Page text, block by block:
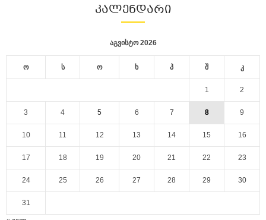
ᲙᲐᲚᲔᲜᲓᲐᲠᲘ
აგვისტო 2026
ო ს ო ხ პ შ კ
1 2
3 4 5 6 7 8 9
10 11 12 13 14 15 16
17 18 19 20 21 22 23
24 25 26 27 28 29 30
31